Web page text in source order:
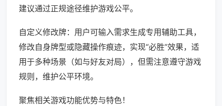
建议通过正规途径维护游戏公平。
自定义修改牌：用户可输入需求生成专用辅助工具，
修改自身牌型或隐藏操作痕迹，实现“必胜”效果，适
用于多种场景（如与好友对局），但需注意遵守游戏
规则，维护公平环境。
聚焦相关游戏功能优势与特色！